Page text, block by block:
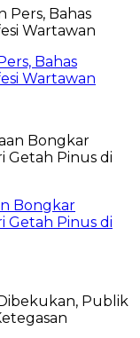
Bahas
Wartawan
Bongkar
Getah Pinus di